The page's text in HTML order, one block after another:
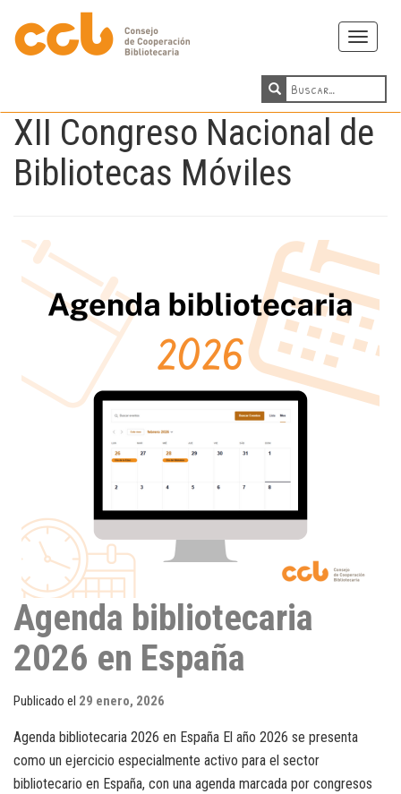
Toggle
XII Congreso Nacional de
Bibliotecas Móviles
Agenda bibliotecaria
2026 en España
Publicado el 29 enero, 2026
Agenda bibliotecaria 2026 en España El año 2026 se presenta
como un ejercicio especialmente activo para el sector
bibliotecario en España, con una agenda marcada por congresos